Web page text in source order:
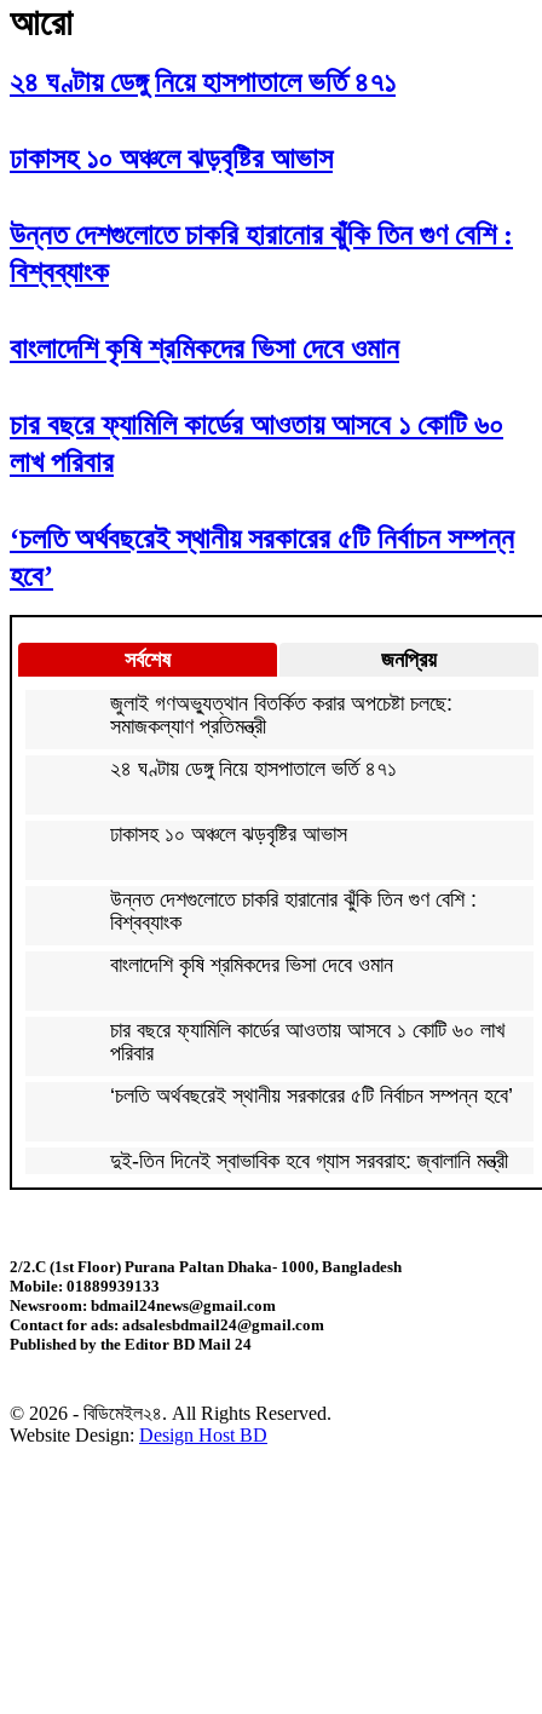
আরো
২৪ ঘণ্টায় ডেঙ্গু নিয়ে হাসপাতালে ভর্তি ৪৭১
ঢাকাসহ ১০ অঞ্চলে ঝড়বৃষ্টির আভাস
উন্নত দেশগুলোতে চাকরি হারানোর ঝুঁকি তিন গুণ বেশি :
বিশ্বব্যাংক
বাংলাদেশি কৃষি শ্রমিকদের ভিসা দেবে ওমান
চার বছরে ফ্যামিলি কার্ডের আওতায় আসবে ১ কোটি ৬০
লাখ পরিবার
‘চলতি অর্থবছরেই স্থানীয় সরকারের ৫টি নির্বাচন সম্পন্ন
হবে’
সর্বশেষ
জনপ্রিয়
জুলাই গণঅভ্যুত্থান বিতর্কিত করার অপচেষ্টা চলছে:
সমাজকল্যাণ প্রতিমন্ত্রী
২৪ ঘণ্টায় ডেঙ্গু নিয়ে হাসপাতালে ভর্তি ৪৭১
ঢাকাসহ ১০ অঞ্চলে ঝড়বৃষ্টির আভাস
উন্নত দেশগুলোতে চাকরি হারানোর ঝুঁকি তিন গুণ বেশি :
বিশ্বব্যাংক
বাংলাদেশি কৃষি শ্রমিকদের ভিসা দেবে ওমান
চার বছরে ফ্যামিলি কার্ডের আওতায় আসবে ১ কোটি ৬০ লাখ
পরিবার
‘চলতি অর্থবছরেই স্থানীয় সরকারের ৫টি নির্বাচন সম্পন্ন হবে’
দুই-তিন দিনেই স্বাভাবিক হবে গ্যাস সরবরাহ: জ্বালানি মন্ত্রী
স্বর্ণ খাতকে বৈধ-জবাবদিহিমূলক শিল্পে রূপান্তরের উদ্যোগ
হামে ২৪ ঘণ্টায় আক্রান্ত ৮৬০, মৃত্যু ৬
শিকল ভেঙেছি গণতন্ত্র প্রতিষ্ঠায়: তথ্যমন্ত্রী
2/2.C (1st Floor) Purana Paltan Dhaka- 1000, Bangladesh
Mobile: 01889939133
Newsroom: bdmail24news@gmail.com
Contact for ads: adsalesbdmail24@gmail.com
Published by the Editor BD Mail 24
© 2026 - বিডিমেইল২৪. All Rights Reserved.
Website Design: Design Host BD